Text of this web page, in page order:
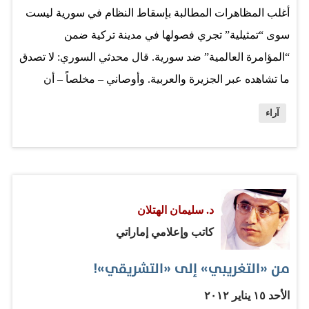
أغلب المظاهرات المطالبة بإسقاط النظام في سورية ليست
سوى “تمثيلية” تجري فصولها في مدينة تركية ضمن
“المؤامرة العالمية” ضد سورية. قال محدثي السوري: لا تصدق
ما تشاهده عبر الجزيرة والعربية. وأوصاني – مخلصاً – أن
موظفاً رسمياً في الإعلام السوري، بل إنه من ضحايا سوء
للهجرة والتشرد. آلة “التضليل” السورية تلعب على وتر
“المؤامرة” التي يتلقفها السوري البسيط وأمثاله من ضحايا
نظرية المؤامرة المتجذرة في العقل العربي. أقسم صاحبي أن
سألته عن مشاهد التعذيب والنحر ضد المتظاهرين السوريين،
فأجاب: إنها المعارضة تعتدي على الضباط ثم ترتدي زيهم
آراء
د. سليمان الهتلان
كاتب وإعلامي إماراتي
من «التغريبي» إلى «التشريقي»!
الأحد ١٥ يناير ٢٠١٢